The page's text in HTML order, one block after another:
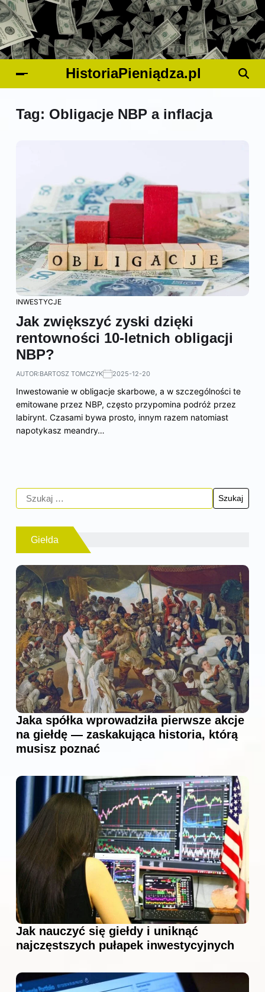
HistoriaPieniądza.pl
Tag: Obligacje NBP a inflacja
INWESTYCJE
Jak zwiększyć zyski dzięki
rentowności 10-letnich obligacji
NBP?
AUTOR:BARTOSZ TOMCZYK 2025-12-20
Inwestowanie w obligacje skarbowe, a w szczególności te
emitowane przez NBP, często przypomina podróż przez
labirynt. Czasami bywa prosto, innym razem natomiast
napotykasz meandry…
Giełda
Jaka spółka wprowadziła pierwsze akcje
na giełdę — zaskakująca historia, którą
musisz poznać
Jak nauczyć się giełdy i uniknąć
najczęstszych pułapek inwestycyjnych